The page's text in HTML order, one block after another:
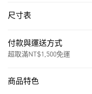
尺寸表
付款與運送方式
超取滿NT$1,500免運
商品特色